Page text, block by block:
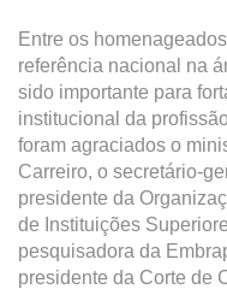
Entre os
referência nacional na
sido importante para
institucional da
foram agraciados o
Carreiro, o secretário-
presidente da
de Instituições
pesquisadora da
presidente da Corte de